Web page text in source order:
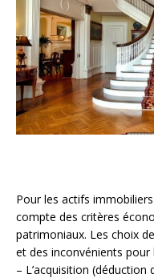
Pour les actifs
compte des critères
patrimoniaux. Les choix
et des inconvénients pour
– L’acquisition (déduction